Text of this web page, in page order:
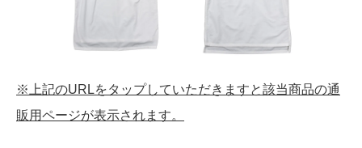
※上記のURLをタップしていただきますと該当商品の通
販用ページが表示されます。